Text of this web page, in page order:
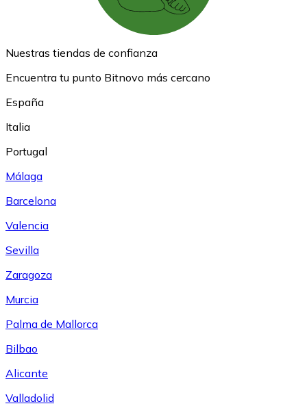
Nuestras tiendas de confianza
Encuentra tu punto Bitnovo más cercano
España
Italia
Portugal
Málaga
Barcelona
Valencia
Sevilla
Zaragoza
Murcia
Palma de Mallorca
Bilbao
Alicante
Valladolid